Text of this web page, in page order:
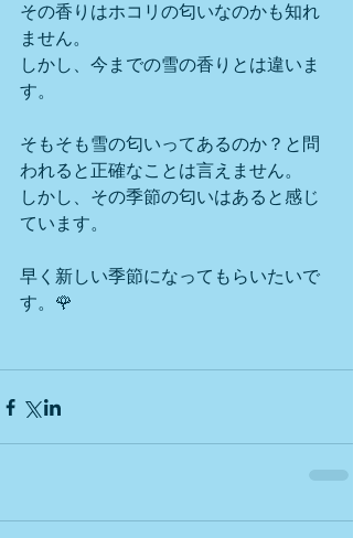
その香りはホコリの匂いなのかも知れ
ません。
しかし、今までの雪の香りとは違いま
す。
そもそも雪の匂いってあるのか？と問
われると正確なことは言えません。
しかし、その季節の匂いはあると感じ
ています。
早く新しい季節になってもらいたいで
す。🌹